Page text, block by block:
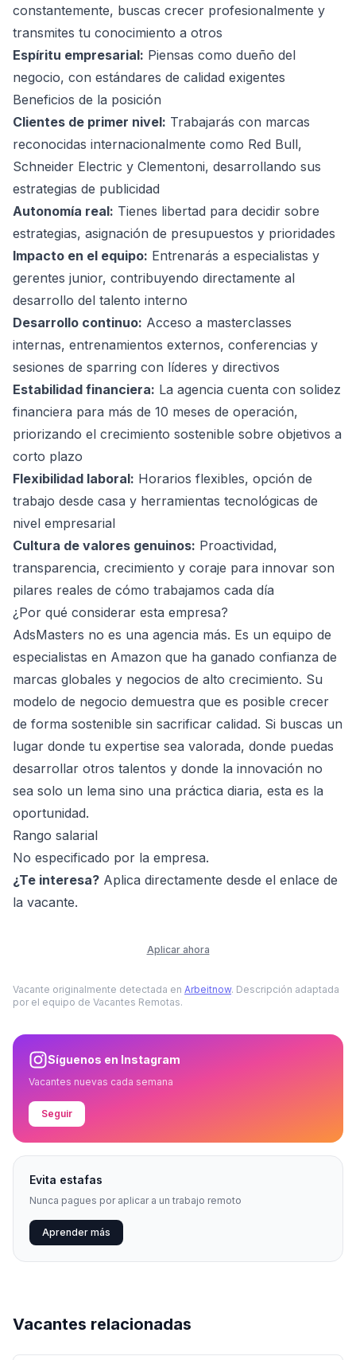
constantemente, buscas crecer profesionalmente y
transmites tu conocimiento a otros
Espíritu empresarial: Piensas como dueño del
negocio, con estándares de calidad exigentes
Beneficios de la posición
Clientes de primer nivel: Trabajarás con marcas
reconocidas internacionalmente como Red Bull,
Schneider Electric y Clementoni, desarrollando sus
estrategias de publicidad
Autonomía real: Tienes libertad para decidir sobre
estrategias, asignación de presupuestos y prioridades
Impacto en el equipo: Entrenarás a especialistas y
gerentes junior, contribuyendo directamente al
desarrollo del talento interno
Desarrollo continuo: Acceso a masterclasses
internas, entrenamientos externos, conferencias y
sesiones de sparring con líderes y directivos
Estabilidad financiera: La agencia cuenta con solidez
financiera para más de 10 meses de operación,
priorizando el crecimiento sostenible sobre objetivos a
corto plazo
Flexibilidad laboral: Horarios flexibles, opción de
trabajo desde casa y herramientas tecnológicas de
nivel empresarial
Cultura de valores genuinos: Proactividad,
transparencia, crecimiento y coraje para innovar son
pilares reales de cómo trabajamos cada día
¿Por qué considerar esta empresa?
AdsMasters no es una agencia más. Es un equipo de
especialistas en Amazon que ha ganado confianza de
marcas globales y negocios de alto crecimiento. Su
modelo de negocio demuestra que es posible crecer
de forma sostenible sin sacrificar calidad. Si buscas un
lugar donde tu expertise sea valorada, donde puedas
desarrollar otros talentos y donde la innovación no
sea solo un lema sino una práctica diaria, esta es la
oportunidad.
Rango salarial
No especificado por la empresa.
¿Te interesa? Aplica directamente desde el enlace de
la vacante.
Aplicar ahora
Vacante originalmente detectada en Arbeitnow. Descripción adaptada
por el equipo de Vacantes Remotas.
Síguenos en Instagram
Vacantes nuevas cada semana
Seguir
Evita estafas
Nunca pagues por aplicar a un trabajo remoto
Aprender más
Vacantes relacionadas